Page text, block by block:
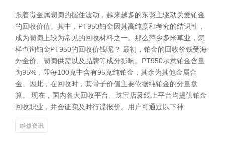
跟着贵金属阛阓的握住波动，越来越多的东谈主驱动关爱铂金
的回收价值。其中，PT950铂金因其高纯度和考究的结识性，
成为阛阓上较为常见的回收材料之一。那么萍乡多米草业，怎
样查询铂金PT950的回收价钱呢？ 最初，铂金的回收价钱受海
外金价、阛阓供需以及品牌等成分影响。PT950示意铂金含量
为95%，即每100克中含有95克纯铂金，其余为其他金属合
金。因此，在回收时，其骨子价值主要依据纯铂金的分量盘
算。 现在，国内各大回收平台、珠宝店及线上平台均提供铂金
回收职业，并会证实及时行谍报价。用户可通过以下神
维修资讯